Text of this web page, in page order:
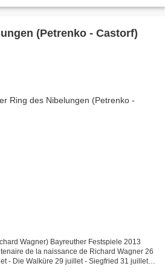
(Petrenko - Castorf)
Wagner) Bayreuther Festspiele 2013
de la naissance de Richard Wagner 26
- Die Walküre 29 juillet - Siegfried 31 juillet -